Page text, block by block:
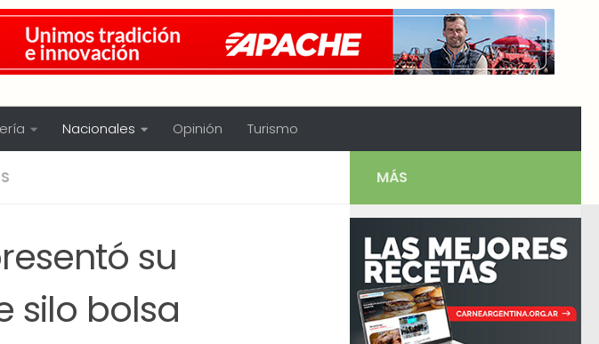
Nacionales Opinión Turismo
su
silo bolsa
MÁS